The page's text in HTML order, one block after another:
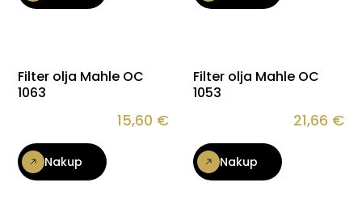
Filter olja Mahle OC
1063
15,60 €
Nakup
Filter olja Mahle OC
1053
21,66 €
Nakup